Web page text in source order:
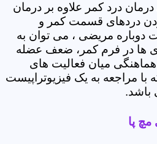
درمان درد کمر علاوه بر درمان
دردهای قسمت کمر و
دوباره مریضی ، می توان به
ها در فرم کمر، ضعف عضله
میان فعالیت های
مراجعه به یک فیزیوتراپیست
مچ پا